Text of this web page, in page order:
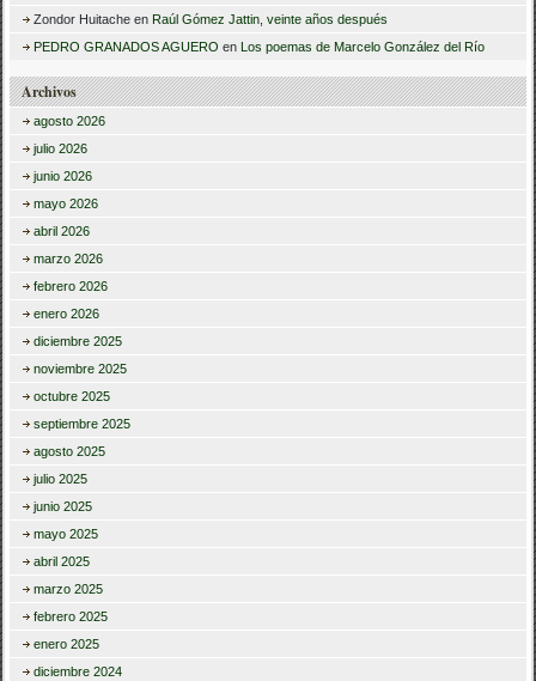
Zondor Huitache en Raúl Gómez Jattin, veinte años después
PEDRO GRANADOS AGUERO en Los poemas de Marcelo González del Río
Archivos
agosto 2026
julio 2026
junio 2026
mayo 2026
abril 2026
marzo 2026
febrero 2026
enero 2026
diciembre 2025
noviembre 2025
octubre 2025
septiembre 2025
agosto 2025
julio 2025
junio 2025
mayo 2025
abril 2025
marzo 2025
febrero 2025
enero 2025
diciembre 2024